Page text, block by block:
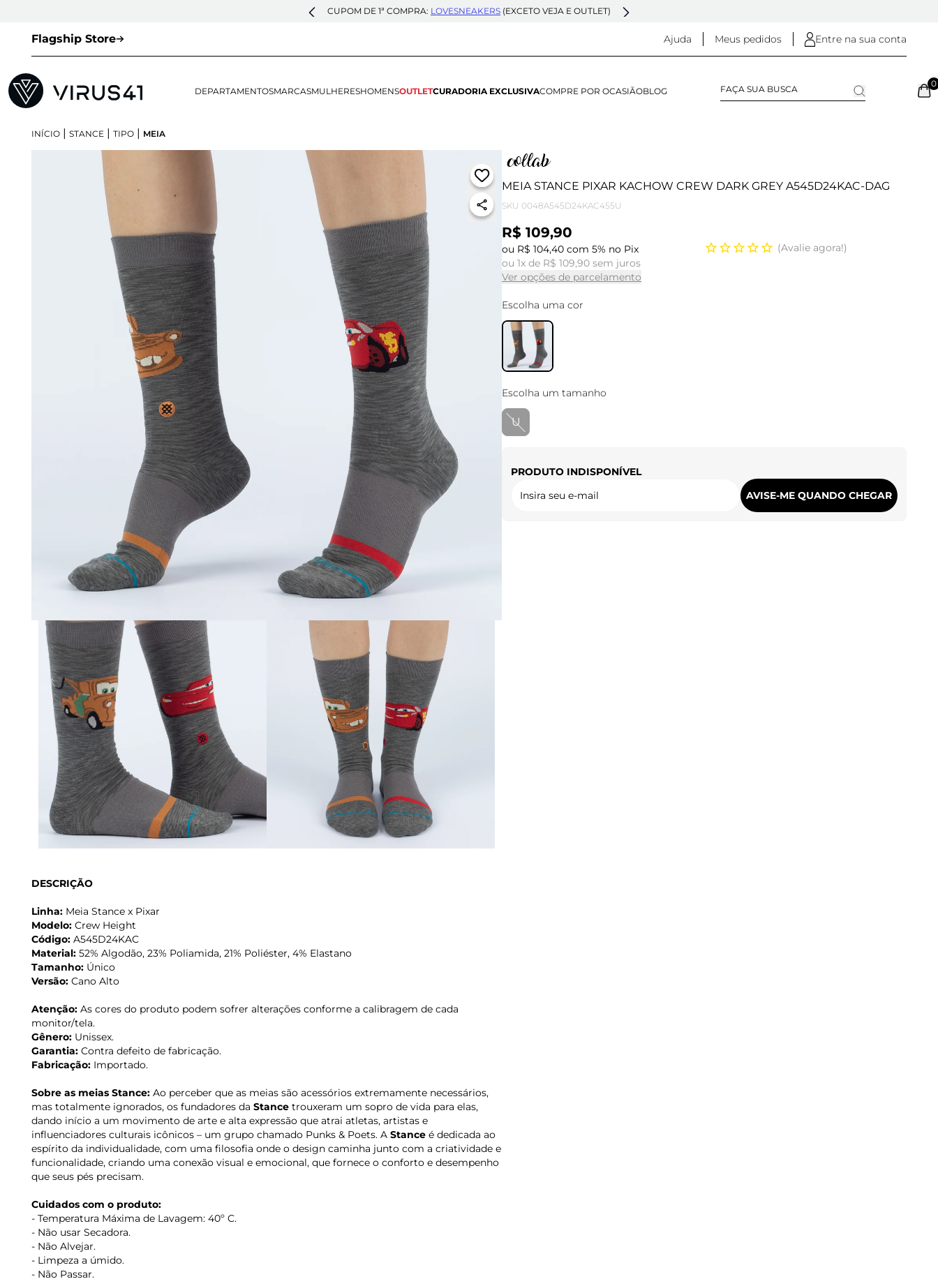
CUPOM DE 1ª COMPRA: LOVESNEAKERS (EXCETO VEJA E OUTLET)
Flagship Store Ajuda Meus pedidos Entre na sua conta
DEPARTAMENTOSMARCASMULHERESHOMENSOUTLETCURADORIA EXCLUSIVACOMPRE POR OCASIÃOBLOG
0
INÍCIO | STANCE | TIPO | MEIA
DESCRIÇÃO
Linha: Meia Stance x Pixar
Modelo: Crew Height
Código: A545D24KAC
Material: 52% Algodão, 23% Poliamida, 21% Poliéster, 4% Elastano
Tamanho: Único
Versão: Cano Alto
Atenção: As cores do produto podem sofrer alterações conforme a calibragem de cada
monitor/tela.
Gênero: Unissex.
Garantia: Contra defeito de fabricação.
Fabricação: Importado.
Sobre as meias Stance: Ao perceber que as meias são acessórios extremamente necessários,
mas totalmente ignorados, os fundadores da Stance trouxeram um sopro de vida para elas,
dando início a um movimento de arte e alta expressão que atrai atletas, artistas e
influenciadores culturais icônicos – um grupo chamado Punks & Poets. A Stance é dedicada ao
espírito da individualidade, com uma filosofia onde o design caminha junto com a criatividade e
funcionalidade, criando uma conexão visual e emocional, que fornece o conforto e desempenho
que seus pés precisam.
Cuidados com o produto:
- Temperatura Máxima de Lavagem: 40º C.
- Não usar Secadora.
- Não Alvejar.
- Limpeza a úmido.
- Não Passar.
MEIA STANCE PIXAR KACHOW CREW DARK GREY A545D24KAC-DAG
SKU 0048A545D24KAC455U
R$ 109,90
ou R$ 104,40 com 5% no Pix
ou 1x de R$ 109,90 sem juros
Ver opções de parcelamento
Avalie agora!
Escolha uma cor
Escolha um tamanho
U
PRODUTO INDISPONÍVEL
AVISE-ME QUANDO CHEGAR